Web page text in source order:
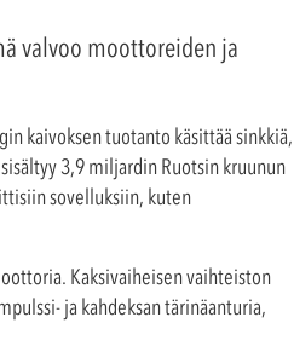
valvoo moottoreiden ja
kaivoksen tuotanto käsittää sinkkiä,
3,9 miljardin Ruotsin kruunun
sovelluksiin, kuten
Kaksivaiheisen vaihteiston
ja kahdeksan tärinäanturia,